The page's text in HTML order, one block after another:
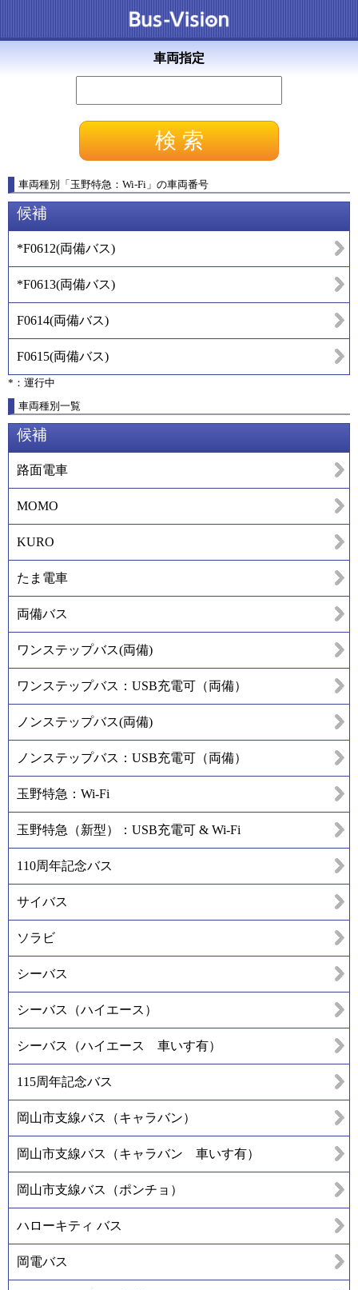
車両指定
車両種別 「 玉野特急：Wi-Fi 」 の車両番号
候補
*F0612(両備バス)
*F0613(両備バス)
F0614(両備バス)
F0615(両備バス)
*：運行中
車両種別一覧
候補
路面電車
MOMO
KURO
たま電車
両備バス
ワンステップバス(両備)
ワンステップバス：USB充電可（両備）
ノンステップバス(両備)
ノンステップバス：USB充電可（両備）
玉野特急：Wi-Fi
玉野特急（新型）：USB充電可 & Wi-Fi
110周年記念バス
サイバス
ソラビ
シーバス
シーバス（ハイエース）
シーバス（ハイエース 車いす有）
115周年記念バス
岡山市支線バス（キャラバン）
岡山市支線バス（キャラバン 車いす有）
岡山市支線バス（ポンチョ）
ハローキティ バス
岡電バス